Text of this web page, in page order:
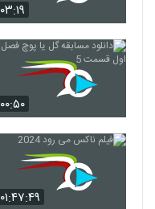
۰۳:۱۹
۰۰:۵۰
۰۱:۴۷:۴۹